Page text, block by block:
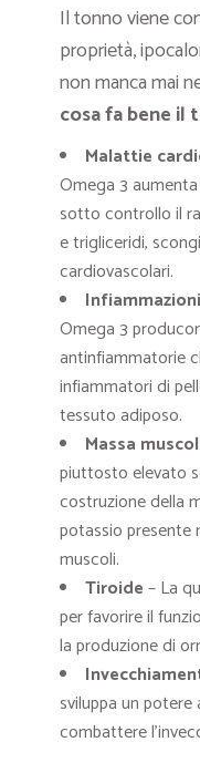
Il tonno viene
proprietà,
non manca mai
cosa fa bene il
Malattie
Omega 3
sotto controllo il
e trigliceridi,
cardiovascolari.
Infiammazioni
Omega 3
antinfiammatorie
infiammatori di
tessuto adiposo.
Massa
piuttosto elevato
costruzione della
potassio presente
muscoli.
Tiroide– La
per favorire il
la produzione di
sviluppa un
combattere